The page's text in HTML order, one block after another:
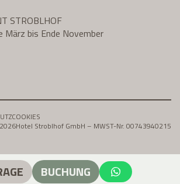
STROBLHOF
bis Ende November
COOKIES
Hotel Stroblhof GmbH – MWST-Nr. 00743940215
BUCHUNG